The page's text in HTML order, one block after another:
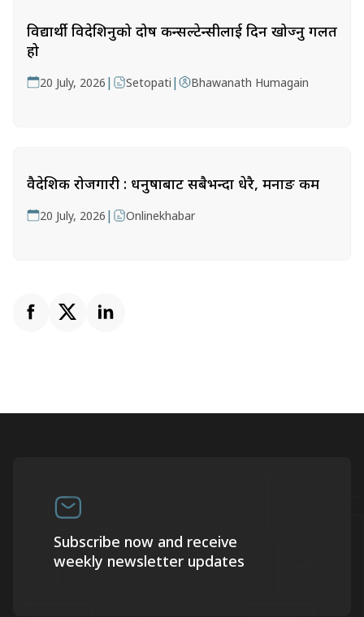
विद्यार्थी विदेशिनुको दोष कन्सल्टेन्सीलाई दिन खोज्नु गलत
हो
20 July, 2026 | Setopati | Bhawanath Humagain
वैदेशिक रोजगारी : धनुषाबाट सबैभन्दा धेरै, मनाङ कम
20 July, 2026 | Onlinekhabar
Subscribe now and receive
weekly newsletter updates